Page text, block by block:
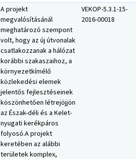
A projekt
megvalósításánál
meghatározó szempont
volt, hogy az új útvonalak
csatlakozzanak a hálózat
korábbi szakaszaihoz, a
környezetkímélő
közlekedési elemek
jelentős fejlesztéseinek
köszönhetően létrejöjjön
az Észak-déli és a Kelet-
nyugati kerékpáros
folyosó.A projekt
keretében az alábbi
területek komplex,
VEKOP-5.3.1-15-
2016-00018